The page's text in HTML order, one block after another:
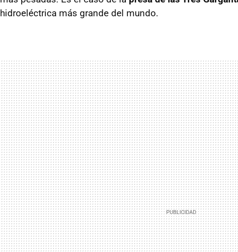
hidroeléctrica más grande del mundo.